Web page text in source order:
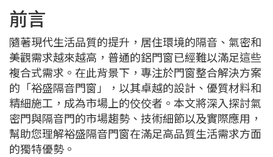
前言
隨著現代生活品質的提升，居住環境的隔音、氣密和
美觀需求越來越高，普通的鋁門窗已經難以滿足這些
複合式需求。在此背景下，專注於門窗整合解決方案
的「裕盛隔音門窗」，以其卓越的設計、優質材料和
精細施工，成為市場上的佼佼者。本文將深入探討氣
密門與隔音門的市場趨勢、技術細節以及實際應用，
幫助您理解裕盛隔音門窗在滿足高品質生活需求方面
的獨特優勢。